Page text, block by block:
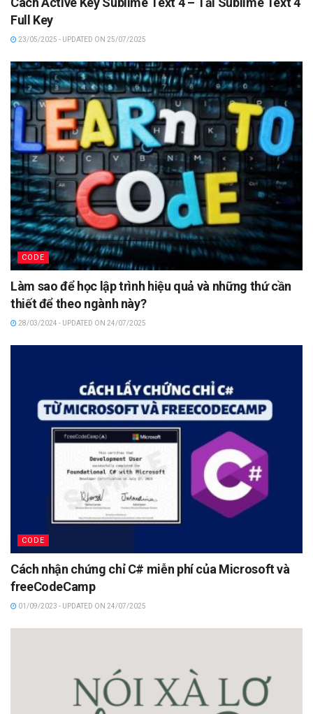
Full Key
23/05/2025 - UPDATED ON 25/07/2025
CODE
Làm sao để học lập trình hiệu quả và những thứ cần
thiết để theo ngành này?
28/03/2024 - UPDATED ON 24/07/2025
CODE
Cách nhận chứng chỉ C# miễn phí của Microsoft và
freeCodeCamp
01/09/2023 - UPDATED ON 24/07/2025